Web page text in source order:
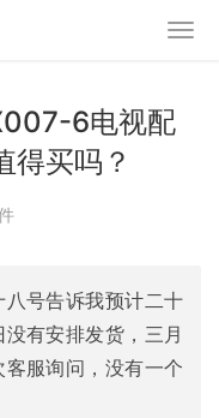
6电视配
得买吗？
号告诉我预计二十
有安排发货，三月
服询问，没有一个